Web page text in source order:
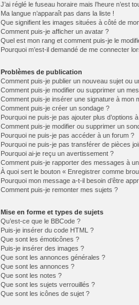
J’ai réglé le fuseau horaire mais l’heure n’est
Ma langue n’apparaît pas dans la liste !
Que signifient les images situées à côté de
Comment puis-je afficher un avatar ?
Quel est mon rang et comment puis-je le
Pourquoi m’est-il demandé de me connecter
Problèmes de publication
Comment puis-je publier un nouveau sujet ou
Comment puis-je modifier ou supprimer un
Comment puis-je insérer une signature à mon
Comment puis-je créer un sondage ?
Pourquoi ne puis-je pas ajouter plus d’options
Comment puis-je modifier ou supprimer un
Pourquoi ne puis-je pas accéder à un forum ?
Pourquoi ne puis-je pas transférer de pièces
Pourquoi ai-je reçu un avertissement ?
Comment puis-je rapporter des messages à
À quoi sert le bouton « Enregistrer comme
Pourquoi mon message a-t-il besoin d’être
Comment puis-je remonter mes sujets ?
Mise en forme et types de sujets
Qu’est-ce que le BBCode ?
Puis-je insérer du code HTML ?
Que sont les émoticônes ?
Puis-je insérer des images ?
Que sont les annonces générales ?
Que sont les annonces ?
Que sont les notes ?
Que sont les sujets verrouillés ?
Que sont les icônes de sujet ?